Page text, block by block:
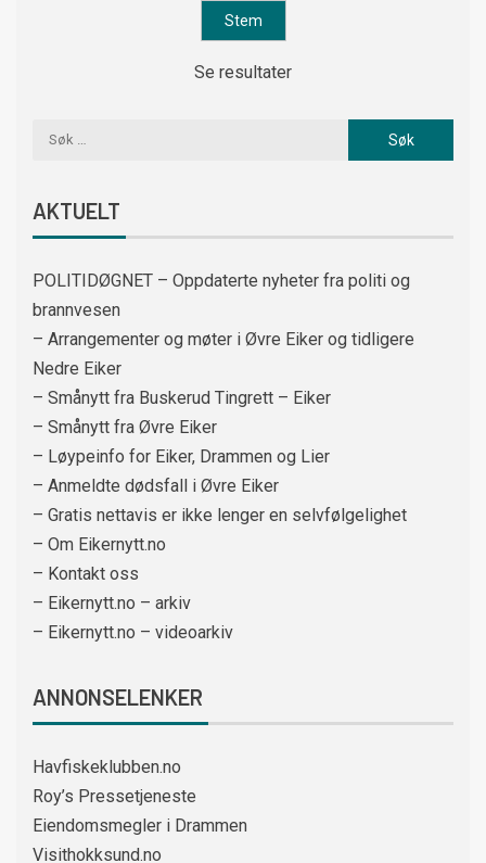
Se resultater
AKTUELT
POLITIDØGNET – Oppdaterte nyheter fra politi og
brannvesen
– Arrangementer og møter i Øvre Eiker og tidligere
Nedre Eiker
– Smånytt fra Buskerud Tingrett – Eiker
– Smånytt fra Øvre Eiker
– Løypeinfo for Eiker, Drammen og Lier
– Anmeldte dødsfall i Øvre Eiker
– Gratis nettavis er ikke lenger en selvfølgelighet
– Om Eikernytt.no
– Kontakt oss
– Eikernytt.no – arkiv
– Eikernytt.no – videoarkiv
ANNONSELENKER
Havfiskeklubben.no
Roy’s Pressetjeneste
Eiendomsmegler i Drammen
Visithokksund.no